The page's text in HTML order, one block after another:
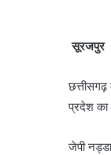
सूरजपुर
प्रदेश का
जेपी